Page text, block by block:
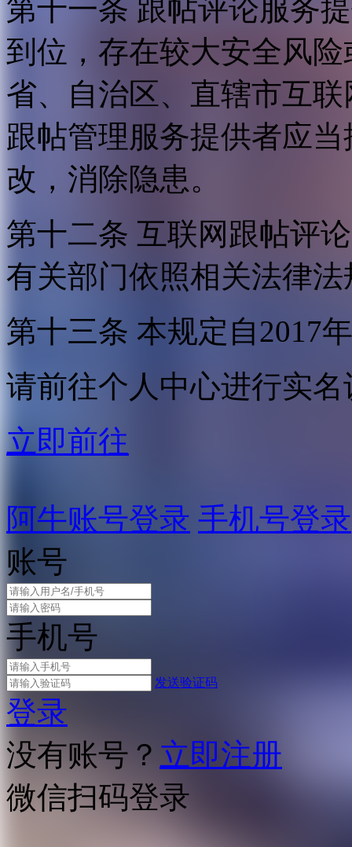
第十一条 跟帖评论服务
到位，存在较大安全风
省、自治区、直辖市互
跟帖管理服务提供者应
改，消除隐患。
第十二条 互联网跟帖评
有关部门依照相关法律
第十三条 本规定自2017
请前往个人中心进行实名
立即前往
阿牛账号登录 手机号登录
账号
手机号
发送验证码
登录
没有账号？ 立即注册
微信扫码登录